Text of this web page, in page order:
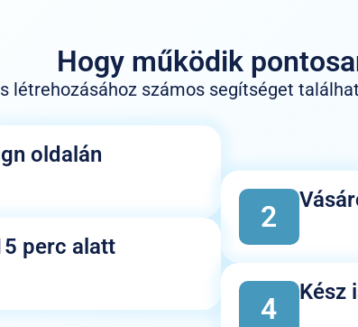
Hogy működik
létrehozásához számos segítséget
oldalán
2
perc alatt
4 Kész